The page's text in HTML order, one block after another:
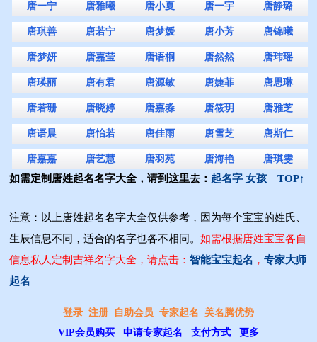
唐一宁 唐雅曦 唐小夏 唐一宇 唐静璐
唐琪善 唐若宁 唐梦媛 唐小芳 唐锦曦
唐梦妍 唐嘉莹 唐语桐 唐然然 唐玮瑶
唐瑛丽 唐有君 唐源敏 唐婕菲 唐思琳
唐若珊 唐晓婷 唐嘉淼 唐筱玥 唐雅芝
唐语晨 唐怡若 唐佳雨 唐雪芝 唐斯仁
唐嘉嘉 唐艺慧 唐羽苑 唐海艳 唐琪雯
如需定制唐姓起名名字大全，请到这里去： 起名字 女孩 TOP↑
注意：以上唐姓起名名字大全仅供参考，因为每个宝宝的姓氏、
生辰信息不同，适合的名字也各不相同。 如需根据唐姓宝宝各自
信息私人定制吉祥名字大全，请点击： 智能宝宝起名 ， 专家大师
起名
登录 注册 自助会员 专家起名 美名腾优势
VIP会员购买
申请专家起名 支付方式 更多